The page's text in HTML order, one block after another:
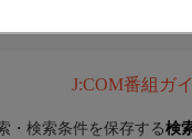
J:COM番組ガ
・検索条件を保存する検